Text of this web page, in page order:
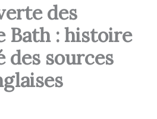
des
Bath : histoire
des sources